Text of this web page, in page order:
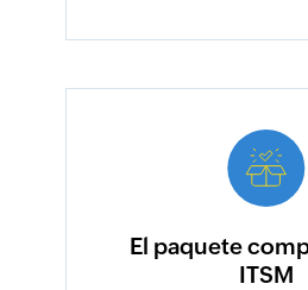
El paquete
ITSM